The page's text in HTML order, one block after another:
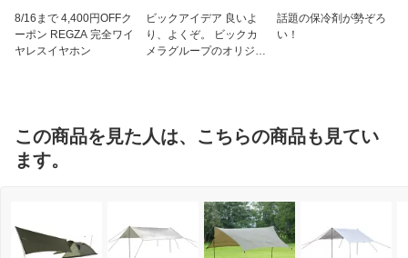
8/16まで 4,400円OFFク
ーポン REGZA 完全ワイ
ヤレスイヤホン
ビックアイデア 良いよ
り、よくぞ。 ビックカ
メラグループのオリジナ
話題の保冷剤が勢ぞろ
い！
この商品を見た人は、こちらの商品も見てい
ます。